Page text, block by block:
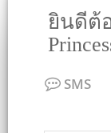
ยินดีต้
SMS